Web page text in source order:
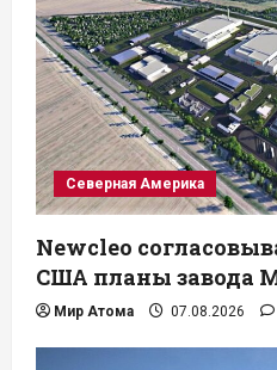
Северная Америка
Newcleo
США планы завода
Мир Атома 07.08.2026